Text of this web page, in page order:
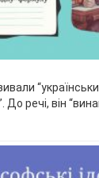
До речі, він